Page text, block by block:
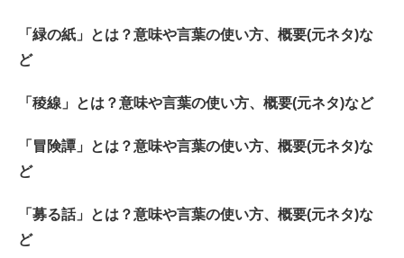
「緑の紙」とは？意味や言葉の使い方、概要(元ネタ)な
ど
「稜線」とは？意味や言葉の使い方、概要(元ネタ)など
「冒険譚」とは？意味や言葉の使い方、概要(元ネタ)な
ど
「募る話」とは？意味や言葉の使い方、概要(元ネタ)な
ど